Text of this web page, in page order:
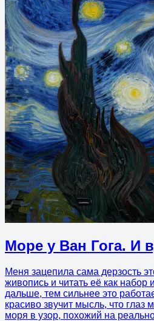
Море у Ван Гога. И
Меня зацепила сама дерзость
живопись и читать её как набор
дальше, тем сильнее это
красиво звучит мысль, что глаз
моря в узор, похожий на